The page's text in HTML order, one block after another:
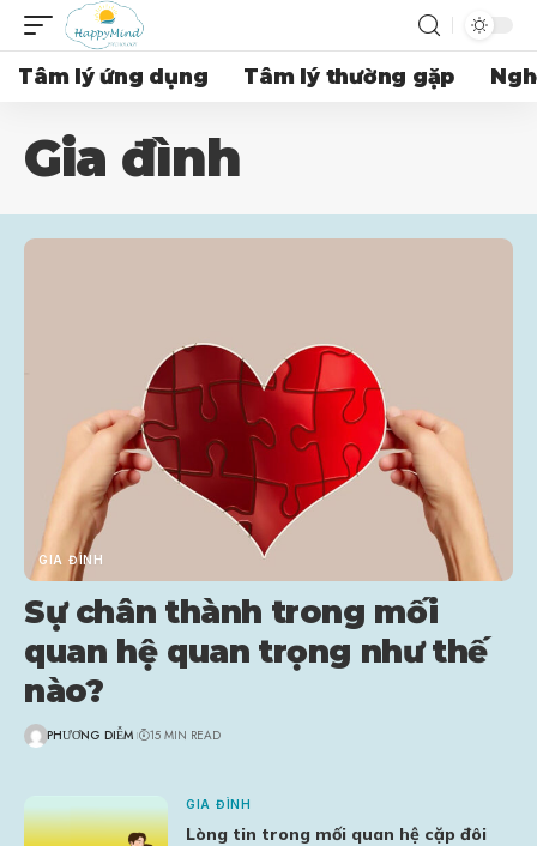
Tâm lý ứng dụng Tâm lý thường gặp
Gia đình
GIA ĐÌNH
Sự chân thành trong mối
quan hệ quan trọng như thế
nào?
PHƯƠNG DIỄM 15 MIN READ
GIA ĐÌNH
Lòng tin trong mối quan hệ cặp đôi